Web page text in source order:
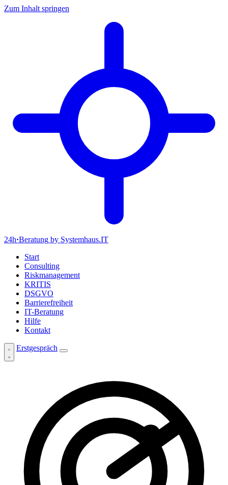
Zum Inhalt springen
24h·Beratung by Systemhaus.IT
Start
Consulting
Riskmanagement
KRITIS
DSGVO
Barrierefreiheit
IT-Beratung
Hilfe
Kontakt
Erstgespräch